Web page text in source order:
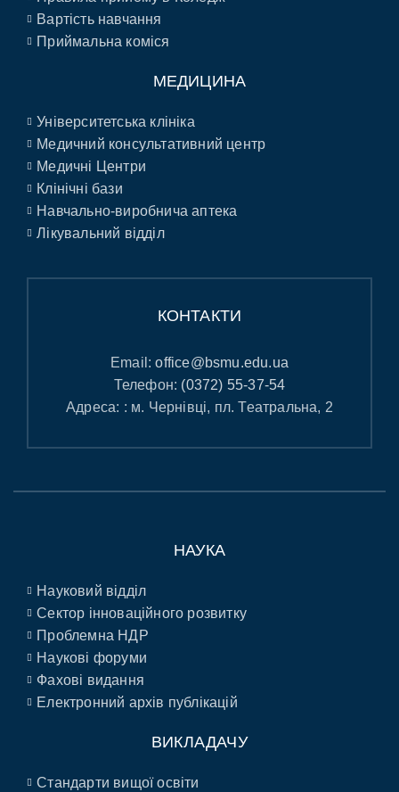
Вартість навчання
Приймальна коміся
МЕДИЦИНА
Університетська клініка
Медичний консультативний центр
Медичні Центри
Клінічні бази
Навчально-виробнича аптека
Лікувальний відділ
КОНТАКТИ
Email:office@bsmu.edu.ua
Телефон: (0372) 55-37-54
Адреса: : м. Чернівці, пл. Театральна, 2
НАУКА
Науковий відділ
Сектор інноваційного розвитку
Проблемна НДР
Наукові форуми
Фахові видання
Електронний архів публікацій
ВИКЛАДАЧУ
Стандарти вищої освіти